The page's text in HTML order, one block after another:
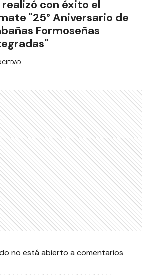
realizó con éxito el
"25° Aniversario de
Formoseñas
no está abierto a comentarios